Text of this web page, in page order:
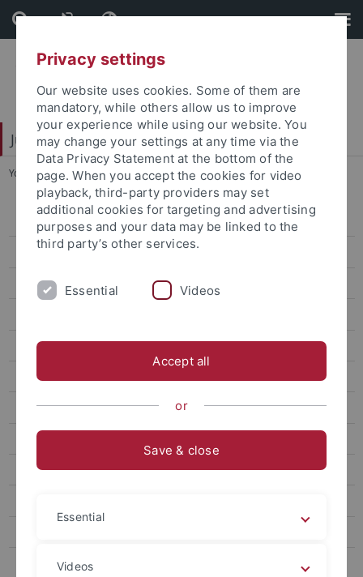
Skip
to
content
Skip
to
footer
Juristische Fakultät
You are here: Startseite ... Fakultätspreis
Team
Studiendekan
Gleichstellung
Stellenausschreibung
recht.gleich - Gruppenpraktikum
Fakultätspreis
Athene Mentoring Programm
Team
Rechtsgrundlagen und Informationen
Privacy settings
Our website uses cookies. Some of them are
mandatory, while others allow us to improve
your experience while using our website. You
may change your settings at any time via the
Data Privacy Statement at the bottom of the
page. When you accept the cookies for video
playback, third-party providers may set
additional cookies for targeting and advertising
purposes and your data may be linked to the
third party’s other services.
Essential Videos
Accept all
or
Save & close
Essential
Videos